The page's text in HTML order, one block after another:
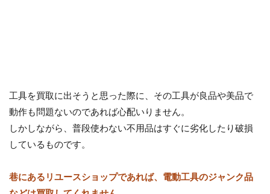
工具を買取に出そうと思った際に、その工具が良品や美品で
動作も問題ないのであれば心配いりません。
しかしながら、普段使わない不用品はすぐに劣化したり破損
しているものです。
巷にあるリユースショップであれば、電動工具のジャンク品